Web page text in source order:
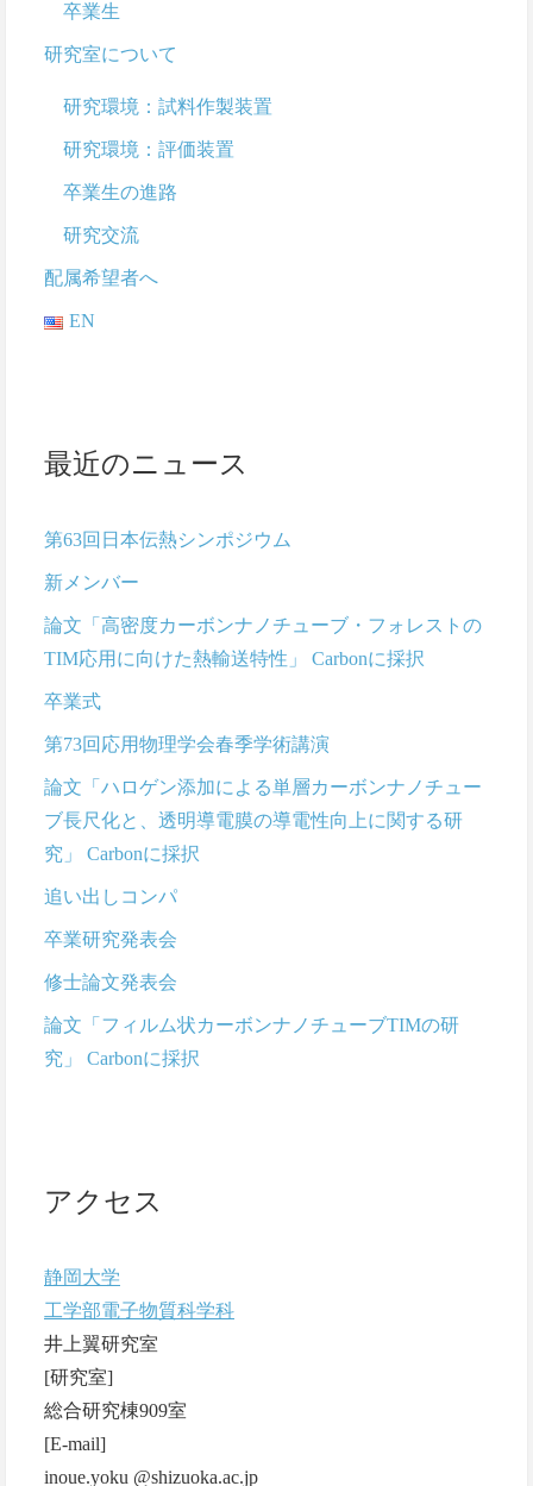
卒業生
研究室について
研究環境：試料作製装置
研究環境：評価装置
卒業生の進路
研究交流
配属希望者へ
EN
最近のニュース
第63回日本伝熱シンポジウム
新メンバー
論文「高密度カーボンナノチューブ・フォレストの
TIM応用に向けた熱輸送特性」 Carbonに採択
卒業式
第73回応用物理学会春季学術講演
論文「ハロゲン添加による単層カーボンナノチュー
ブ長尺化と、透明導電膜の導電性向上に関する研
究」 Carbonに採択
追い出しコンパ
卒業研究発表会
修士論文発表会
論文「フィルム状カーボンナノチューブTIMの研
究」 Carbonに採択
アクセス
静岡大学
工学部電子物質科学科
井上翼研究室
[研究室]
総合研究棟909室
[E-mail]
inoue.yoku @shizuoka.ac.jp